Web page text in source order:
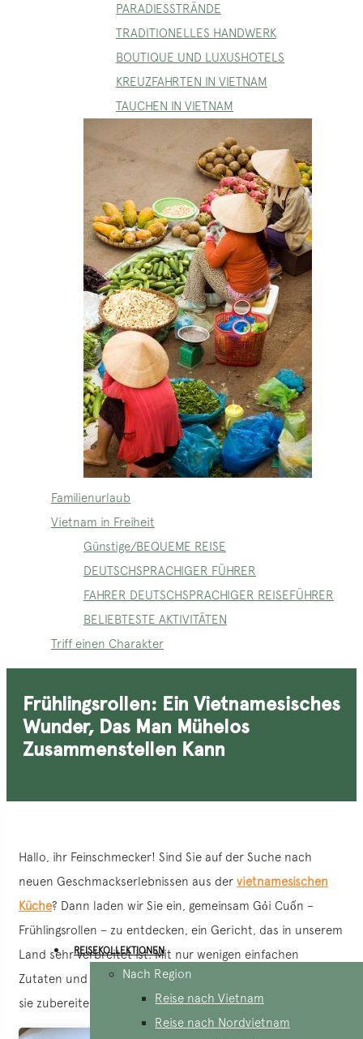
PARADIESSTRÄNDE
TRADITIONELLES HANDWERK
BOUTIQUE UND LUXUSHOTELS
KREUZFAHRTEN IN VIETNAM
TAUCHEN IN VIETNAM
Familienurlaub
Vietnam in Freiheit
Günstige/BEQUEME REISE
DEUTSCHSPRACHIGER FÜHRER
FAHRER DEUTSCHSPRACHIGER REISEFÜHRER
BELIEBTESTE AKTIVITÄTEN
Triff einen Charakter
REISEKOLLEKTIONEN
Nach Region
Reise nach Vietnam
Reise nach Nordvietnam
Frühlingsrollen: Ein Vietnamesisches
Wunder, Das Man Mühelos
Zusammenstellen Kann
Hallo, ihr Feinschmecker! Sind Sie auf der Suche nach
neuen Geschmackserlebnissen aus der vietnamesischen
Küche? Dann laden wir Sie ein, gemeinsam Gỏi Cuốn –
Frühlingsrollen – zu entdecken, ein Gericht, das in unserem
Land sehr verbreitet ist. Mit nur wenigen einfachen
Zutaten und einer sehr einfachen Zubereitung können Sie
sie zubereiten.